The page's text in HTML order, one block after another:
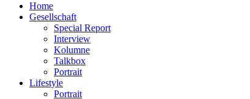
Home
Gesellschaft
Special Report
Interview
Kolumne
Talkbox
Portrait
Lifestyle
Portrait